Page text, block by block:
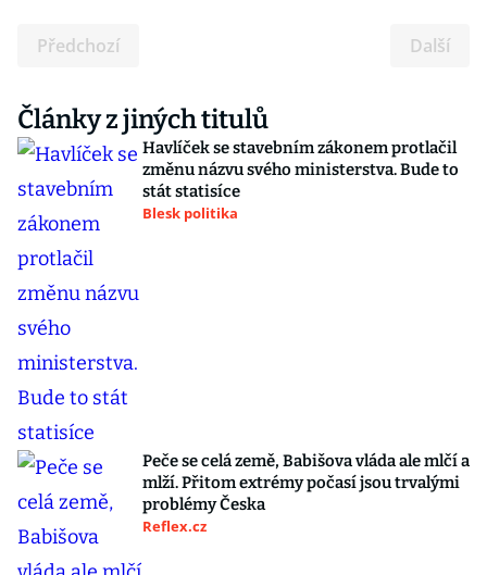
Předchozí Další
Články z jiných titulů
Havlíček se stavebním zákonem protlačil
změnu názvu svého ministerstva. Bude to
stát statisíce
Blesk politika
Peče se celá země, Babišova vláda ale mlčí a
mlží. Přitom extrémy počasí jsou trvalými
problémy Česka
Reflex.cz